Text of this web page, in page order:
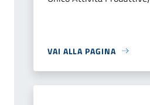
VAI ALLA PAGINA